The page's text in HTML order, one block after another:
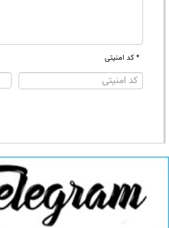
* کد امنیتی